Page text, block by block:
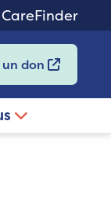
CareFinder
un don